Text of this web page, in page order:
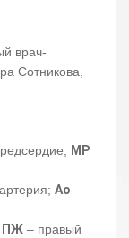
врач-
Сотникова,
МР
Ао –
ПЖ – правый